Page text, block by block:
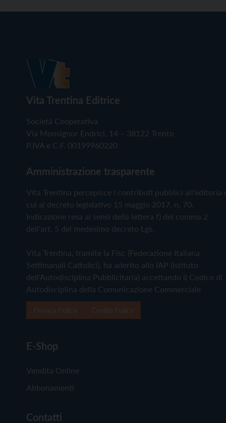
Vita Trentina Editrice
Società Cooperativa
Via Monsignor Endrici, 14 – 38122 Trento
P.IVA e C.F. 00199960220
Amministrazione trasparente
Vita Trentina percepisce i contributi pubblici all'editoria
cui al decreto legislativo 15 maggio 2017, n. 70.
Indicazione resa ai sensi della lettera f) del comma 2
dell'art. 5 del medesimo decreto Lgs.
Vita Trentina, tramite la Fisc (Federazione Italiana
Settimanali Cattolici), ha aderito allo IAP (Istituto
dell'Autodisciplina Pubblicitaria) accettando il Codice di
Autodisciplina della Comunicazione Commerciale
E-Shop
Vendita Online
Abbonamenti
Contatti